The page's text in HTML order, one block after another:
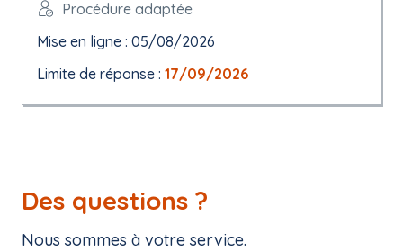
Procédure adaptée
Mise en ligne : 05/08/2026
Limite de réponse : 17/09/2026
Des questions ?
Nous sommes à votre service.